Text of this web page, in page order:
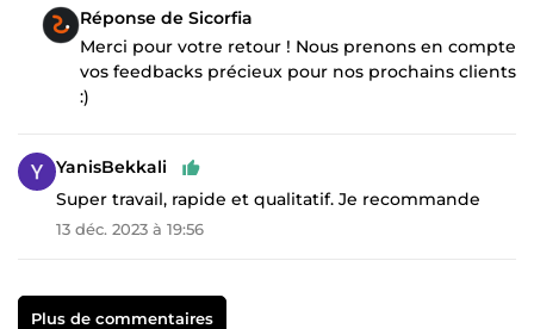
Réponse de Sicorfia
Merci pour votre retour ! Nous prenons en compte
vos feedbacks précieux pour nos prochains clients
:)
YanisBekkali
Super travail, rapide et qualitatif. Je recommande
13 déc. 2023 à 19:56
Plus de commentaires